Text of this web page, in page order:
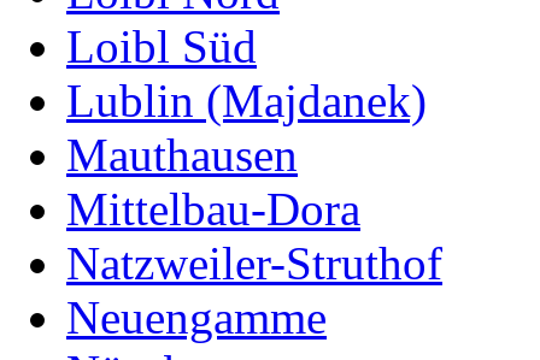
Loibl Süd
Lublin (Majdanek)
Mauthausen
Mittelbau-Dora
Natzweiler-Struthof
Neuengamme